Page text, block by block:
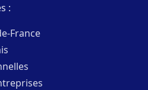
:
France